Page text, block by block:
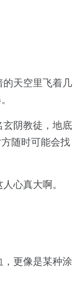
天空里飞着几
阴教徒，地底
随时可能会找
心真大啊。
更像是某种涂